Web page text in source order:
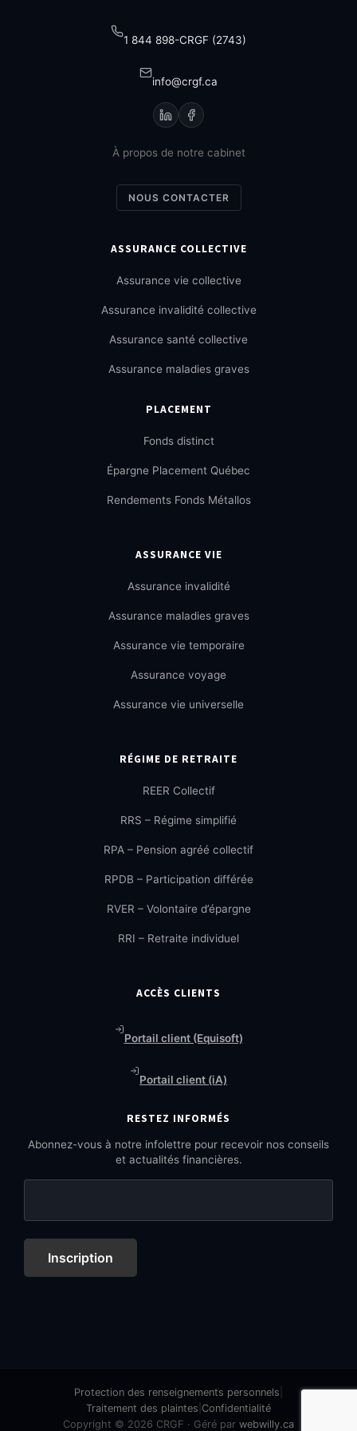
1 844 898-CRGF (2743)
info@crgf.ca
À propos de notre cabinet
NOUS CONTACTER
ASSURANCE COLLECTIVE
Assurance vie collective
Assurance invalidité collective
Assurance santé collective
Assurance maladies graves
PLACEMENT
Fonds distinct
Épargne Placement Québec
Rendements Fonds Métallos
ASSURANCE VIE
Assurance invalidité
Assurance maladies graves
Assurance vie temporaire
Assurance voyage
Assurance vie universelle
RÉGIME DE RETRAITE
REER Collectif
RRS – Régime simplifié
RPA – Pension agréé collectif
RPDB – Participation différée
RVER – Volontaire d’épargne
RRI – Retraite individuel
ACCÈS CLIENTS
Portail client (Equisoft)
Portail client (iA)
RESTEZ INFORMÉS
Abonnez-vous à notre infolettre pour recevoir nos conseils
et actualités financières.
Inscription
Protection des renseignements personnels
Traitement des plaintes Confidentialité
Copyright © 2026 CRGF · Géré par webwilly.ca